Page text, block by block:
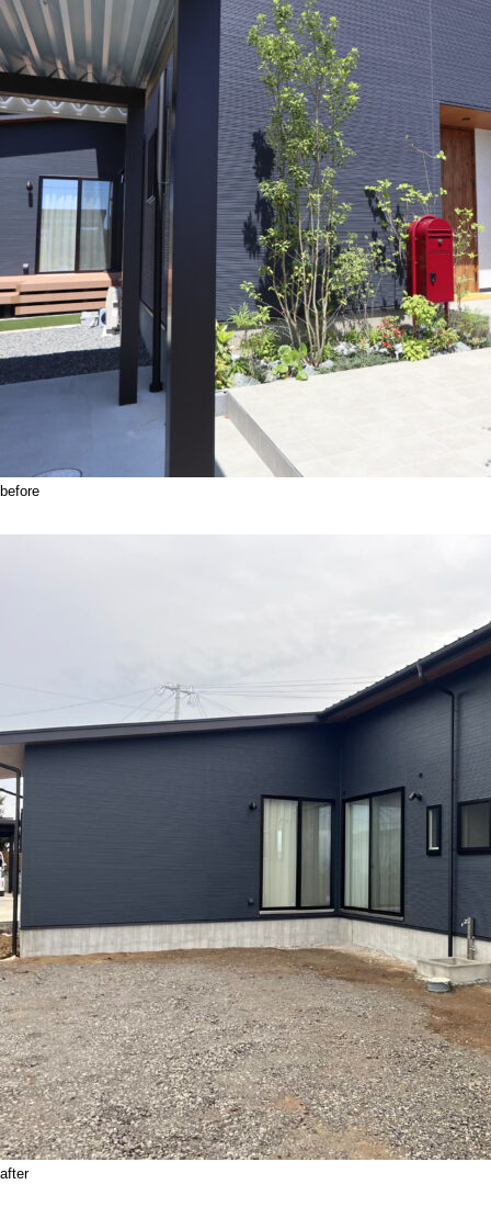
before
after